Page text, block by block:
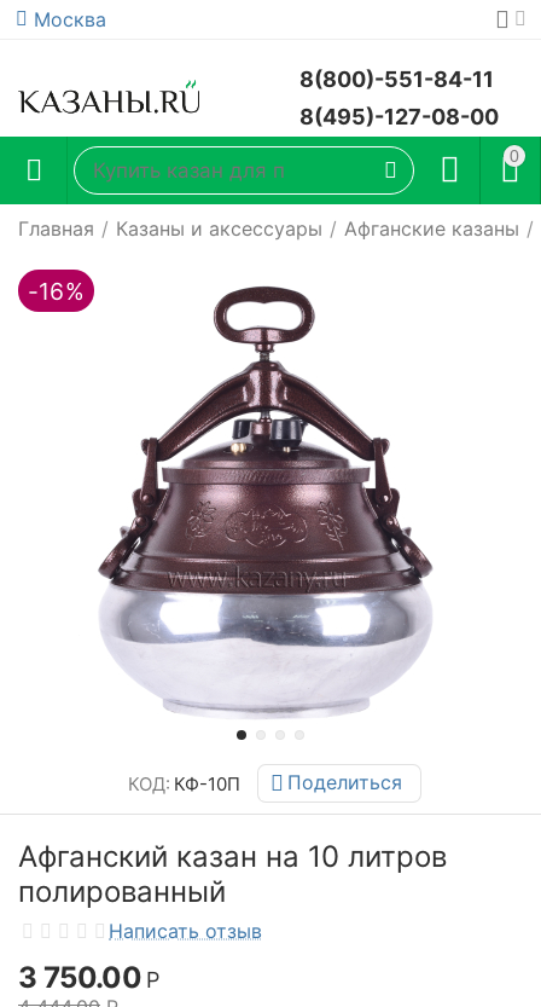
Москва
8(800)-551-84-11
8(495)-127-08-00
0
Главная / Казаны и аксессуары / Афганские казаны /
КОД: КФ-10П Поделиться
Афганский казан на 10 литров
полированный
Написать отзыв
3 750.00 Р